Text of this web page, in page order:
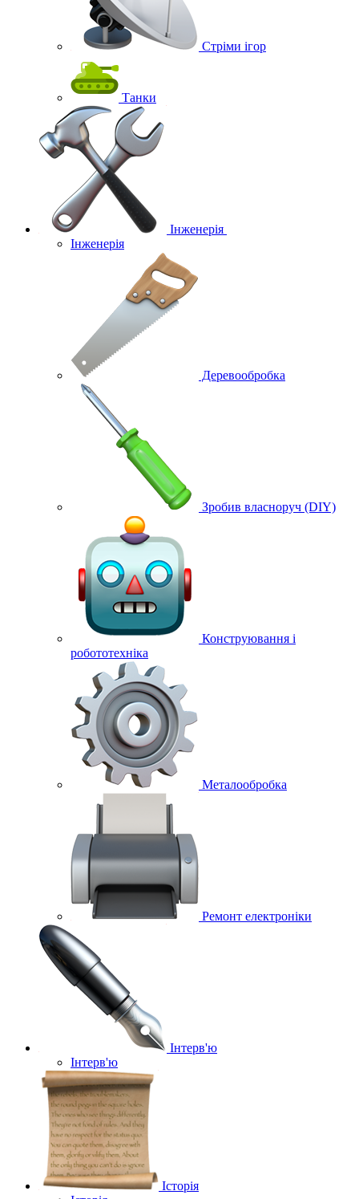
Стріми ігор
Танки
Інженерія
Інженерія
Деревообробка
Зробив власноруч (DIY)
Конструювання і
робототехніка
Металообробка
Ремонт електроніки
Інтерв'ю
Інтерв'ю
Історія